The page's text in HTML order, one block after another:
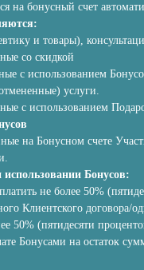
на бонусный счет
и товары),
со скидкой
с использованием
услуги.
с использованием
на Бонусном счете
Бонусов:
не более 50%
Клиентского договора/
50% (пятидесяти
Бонусами на остаток